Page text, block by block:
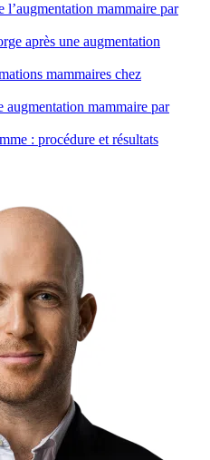
l’augmentation mammaire par
après une augmentation
mammaires chez
augmentation mammaire par
: procédure et résultats